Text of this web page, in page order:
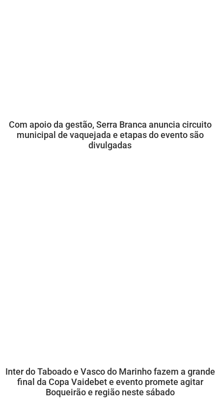
Com apoio da gestão, Serra Branca anuncia circuito
municipal de vaquejada e etapas do evento são
divulgadas
Inter do Taboado e Vasco do Marinho fazem a grande
final da Copa Vaidebet e evento promete agitar
Boqueirão e região neste sábado